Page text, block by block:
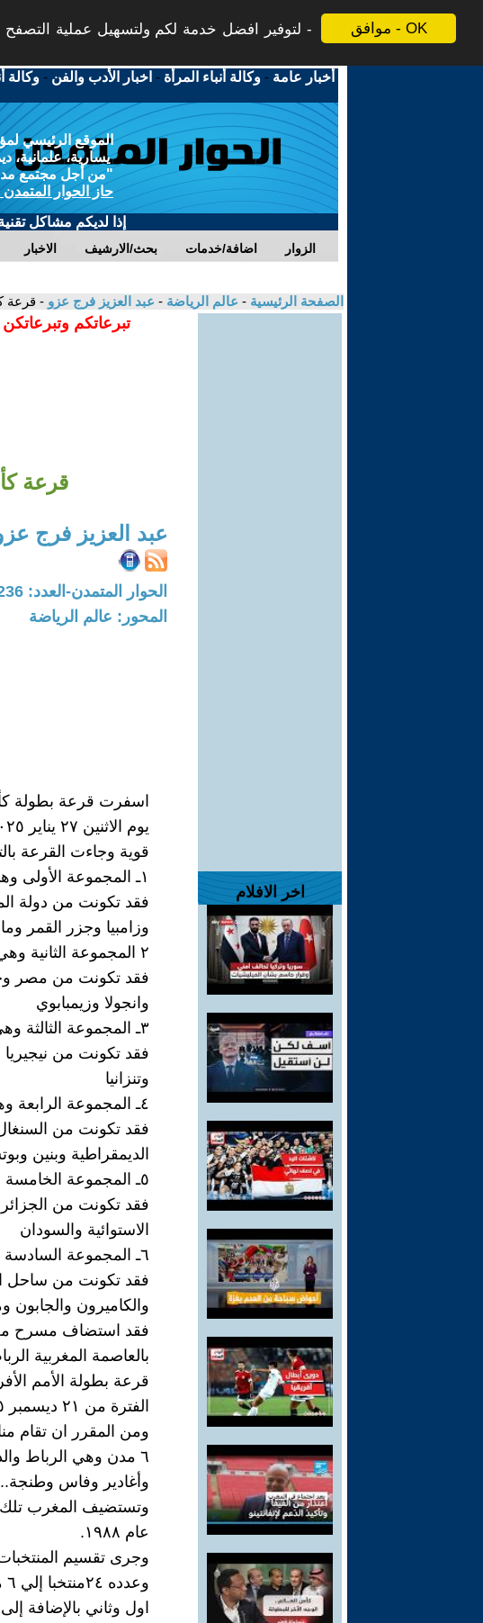
موافق - OK
لتوفير افضل خدمة لكم ولتسهيل عملية التصفح
أخبار عامة -وكالة أنباء المرأة - اخبار الأدب والفن -وكالة
الموقع الرئيسي
يسارية، علمانية،
"من أجل مجتمع
حاز الحوار
إذا لديكم مشاكل
الاخبار بحث/الارشيف اضافة/خدمات الزوار
الصفحة الرئيسية - عالم الرياضة - عبد العزيز فرج عزو - قرعة
اخر الافلام
تبرعاتكم
قرعة
عبد العزيز فرج
الحوار المتمدن-العدد: 8236 - 2025 / 1 / 28 - 02:52
المحور: عالم الرياضة
اسفرت قرعة بطولة كأس أمم أفريقيا
يوم الاثنين ٢٧ يناير ٢٠٢٥ في مدينة الرباط عن مجموعات
قوية وجاءت القرعة
١ـ المجموعة الأولى وهي الاتي ::-
فقد تكونت من دولة
وزامبيا وجزر القمر
٢ المجموعة الثانية وهي الاتي ::-
فقد تكونت من مصر
وانجولا وزيمبابوي
٣ـ المجموعة الثالثة وهي الاتي::-
فقد تكونت من نيجيريا
وتنزانيا
٤ـ المجموعة الرابعة وهي الاتي::-
فقد تكونت من
الديمقراطية وبنين
٥ـ المجموعة الخامسة وهي الاتي ::-
فقد تكونت من الجزائر
الاستوائية والسودان
٦ـ المجموعة السادسة وهي الاتي ::-
فقد تكونت من ساحل
والكاميرون والجابون
فقد استضاف مسرح
بالعاصمة المغربية
قرعة بطولة الأمم
الفترة من ٢١ ديسمبر ٢٠٢٥ إلى ١٨ يناير ٢٠٢٦ .
ومن المقرر ان تقام
٦ مدن وهي الرباط والدار البيضاء ومراكش
وأغادير وفاس وطنجة..
وتستضيف المغرب تلك
عام ١٩٨٨.
وجرى تقسيم المنتخبات
وعدده ٢٤منتخبا إلي ٦ مجموعات يتأهل منه
اول وثاني بالإضافة إلى أفضل